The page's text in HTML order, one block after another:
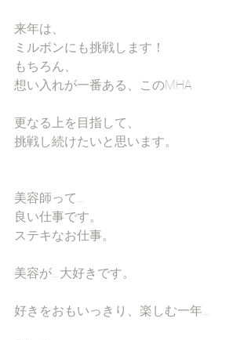
来年は、
ミルボンにも挑戦します！
もちろん、
想い入れが一番ある、このMHA
更なる上を目指して、
挑戦し続けたいと思います。
美容師って…
良い仕事です。
ステキなお仕事。
美容が…大好きです。
好きをおもいっきり、楽しむ一年…